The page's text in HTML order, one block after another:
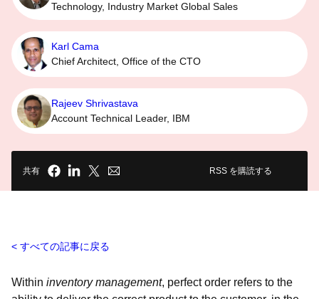
Technology, Industry Market Global Sales
Karl Cama
Chief Architect, Office of the CTO
Rajeev Shrivastava
Account Technical Leader, IBM
共有 RSS を購読する
すべての記事に戻る
Within inventory management, perfect order refers to the